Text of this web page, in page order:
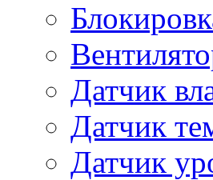
Датчик
Датчик
Датчик